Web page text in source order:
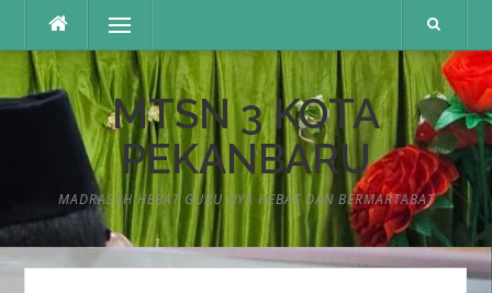
konten
Menu
MTSN 3 KOTA
PEKANBARU
MADRASAH HEBAT GURU NYA HEBAT DAN BERMARTABAT